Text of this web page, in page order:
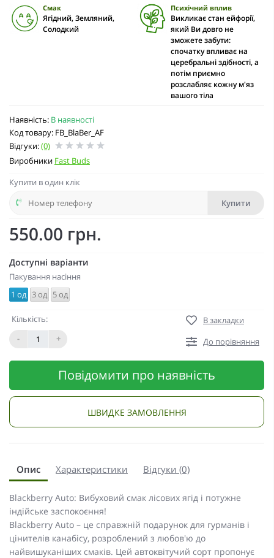
Наявність: В наявності
Код товару: FB_BlaBer_AF
Відгуки:(0)
Виробники Fast Buds
Смак
Ягідний, Земляний,
Солодкий
Психічний вплив
Викликає стан ейфорії,
який Ви довго не
зможете забути:
спочатку впливає на
церебральні здібності, а
потім приємно
розслабляє кожну м'яз
вашого тіла
Купити в один клік
Купити
550.00 грн.
Доступні варіанти
Пакування насіння
1 од 3 од 5 од
Кількість:
-
+
В закладки
До порівняння
Повідомити про наявність
ШВИДКЕ ЗАМОВЛЕННЯ
Опис Характеристики Відгуки (0)
Blackberry Auto: Вибуховий смак лісових ягід і потужне
індійське заспокоєння!
Blackberry Auto – це справжній подарунок для гурманів і
цінителів канабісу, розроблений з любов'ю до
найвишуканіших смаків. Цей автоквітучий сорт пропонує